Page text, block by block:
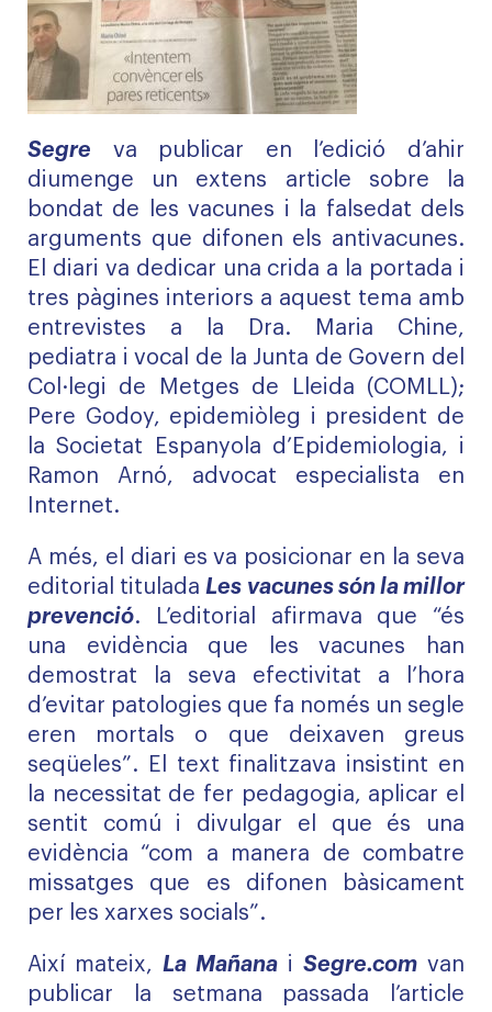
Segre va publicar en l’edició d’ahir
diumenge un extens article sobre la
bondat de les vacunes i la falsedat dels
arguments que difonen els antivacunes.
El diari va dedicar una crida a la portada i
tres pàgines interiors a aquest tema amb
entrevistes a la Dra. Maria Chine,
pediatra i vocal de la Junta de Govern del
Col·legi de Metges de Lleida (COMLL);
Pere Godoy, epidemiòleg i president de
la Societat Espanyola d’Epidemiologia, i
Ramon Arnó, advocat especialista en
Internet.
A més, el diari es va posicionar en la seva
editorial tituladaLes vacunes són la millor
prevenció. L’editorial afirmava que “és
una evidència que les vacunes han
demostrat la seva efectivitat a l’hora
d’evitar patologies que fa només un segle
eren mortals o que deixaven greus
seqüeles”. El text finalitzava insistint en
la necessitat de fer pedagogia, aplicar el
sentit comú i divulgar el que és una
evidència “com a manera de combatre
missatges que es difonen bàsicament
per les xarxes socials”.
Així mateix, La Mañana i Segre.com van
publicar la setmana passada l’article